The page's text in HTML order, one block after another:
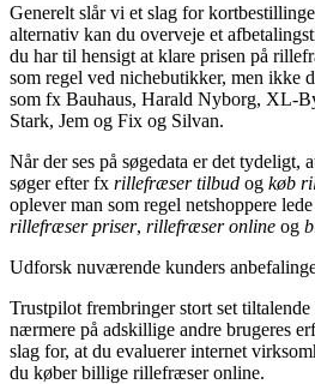
Generelt slår vi et slag for
alternativ kan du overveje et
du har til hensigt at klare prisen på
som regel ved nichebutikker, men ikke
som fx Bauhaus, Harald Nyborg, XL-
Stark, Jem og Fix og Silvan.
Når der ses på søgedata er det tydeligt,
søger efter fx rillefræser tilbud og køb
oplever man som regel netshoppere
rillefræser priser, rillefræser online og
Udforsk nuværende kunders
Trustpilot frembringer stort set
nærmere på adskillige andre brugeres
slag for, at du evaluerer internet
du køber billige rillefræser online.